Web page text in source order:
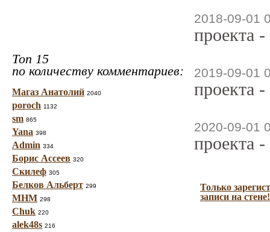
Топ 15
по количеству комментариев:
Магаз Анатолий 2040
poroch 1132
sm 865
Yana 398
Admin 334
Борис Ассеев 320
Скилеф 305
Белков Альберт 299
МНМ 298
Chuk 220
alek48s 216
2018-09-01
проекта
2019-09-01
проекта
2020-09-01
проекта
Только
записи на стене!